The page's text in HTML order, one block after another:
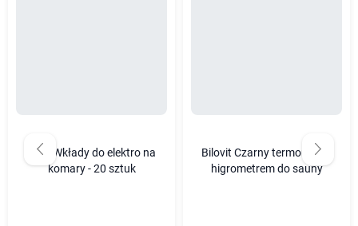
Bros Wkłady do elektro na
komary - 20 sztuk
Bilovit Czarny termometr z
higrometrem do sauny